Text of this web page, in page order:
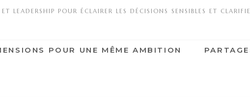
LEADERSHIP POUR ÉCLAIRER LES DÉCISIONS SENSIBLES ET
POUR UNE MÊME AMBITION